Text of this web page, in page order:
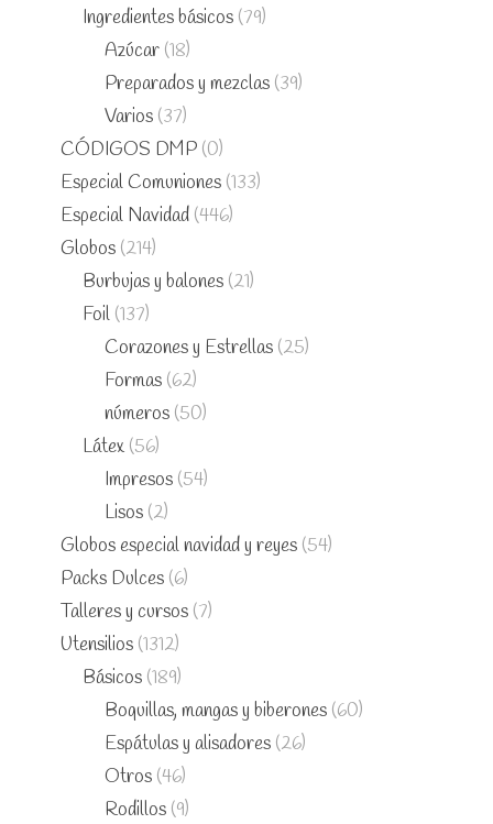
Ingredientes básicos (79)
Azúcar (18)
Preparados y mezclas (39)
Varios (37)
CÓDIGOS DMP (0)
Especial Comuniones (133)
Especial Navidad (446)
Globos (214)
Burbujas y balones (21)
Foil (137)
Corazones y Estrellas (25)
Formas (62)
números (50)
Látex (56)
Impresos (54)
Lisos (2)
Globos especial navidad y reyes (54)
Packs Dulces (6)
Talleres y cursos (7)
Utensilios (1312)
Básicos (189)
Boquillas, mangas y biberones (60)
Espátulas y alisadores (26)
Otros (46)
Rodillos (9)